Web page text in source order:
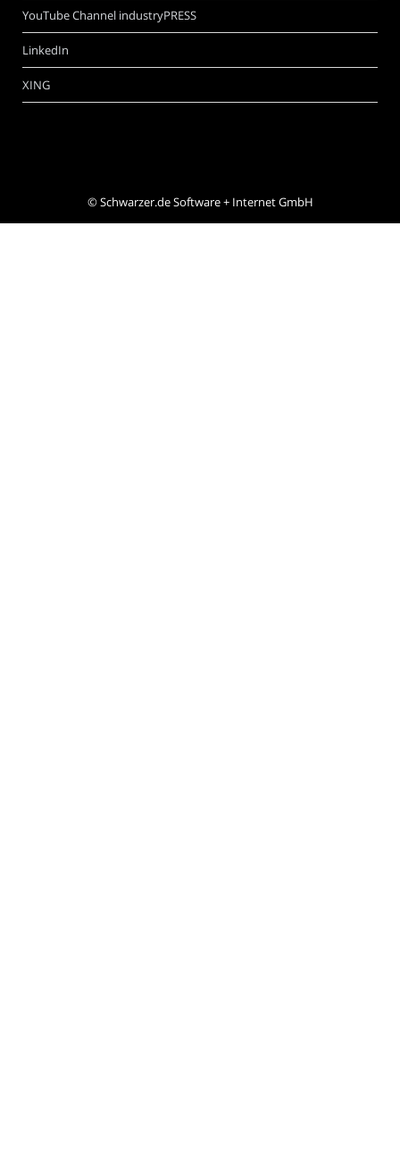
YouTube Channel industryPRESS
LinkedIn
XING
©Schwarzer.de Software + Internet GmbH